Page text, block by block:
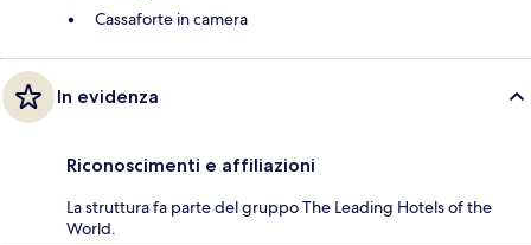
Cassaforte in camera
In evidenza
Riconoscimenti e affiliazioni
La struttura fa parte del gruppo The Leading Hotels of the
World.